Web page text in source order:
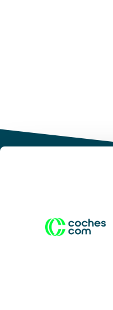
Conduce
desata tu